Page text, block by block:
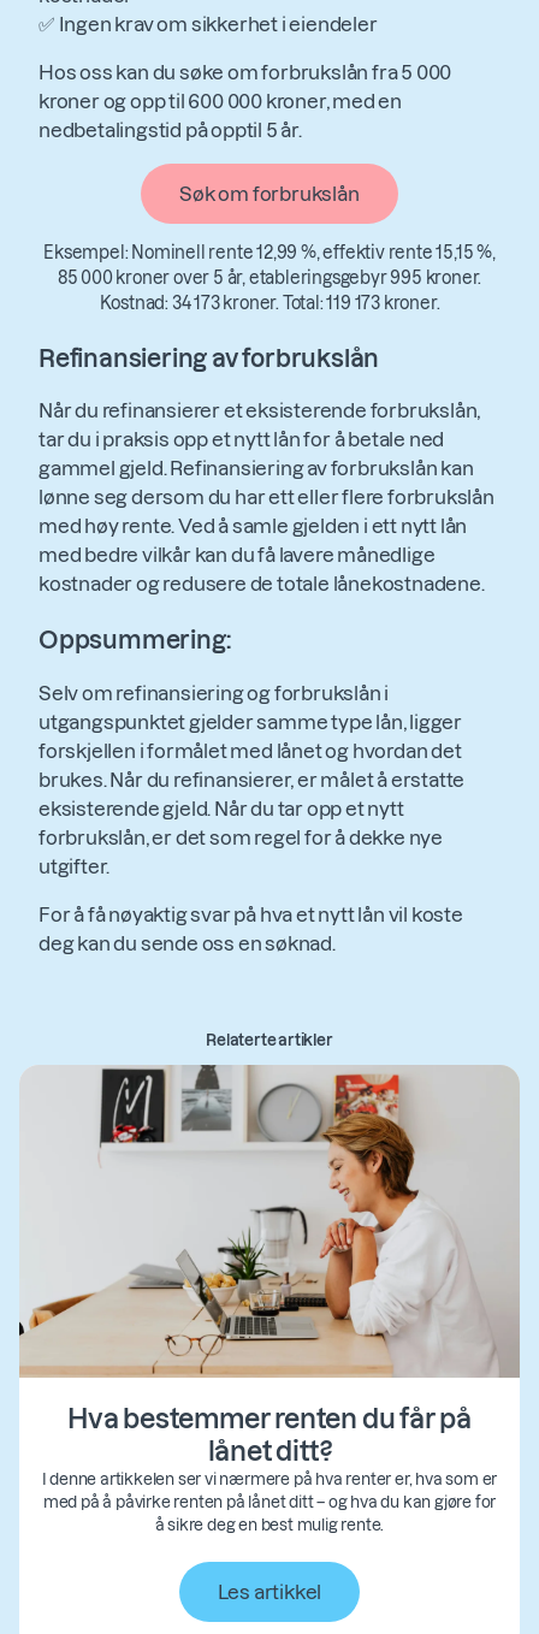
✅ Ingen krav om sikkerhet i eiendeler
Hos oss kan du søke om forbrukslån fra 5 000
kroner og opp til 600 000 kroner, med en
nedbetalingstid på opptil 5 år.
Søk om forbrukslån
Eksempel: Nominell rente 12,99 %, effektiv rente 15,15 %,
85 000 kroner over 5 år, etableringsgebyr 995 kroner.
Kostnad: 34 173 kroner. Total: 119 173 kroner.
Refinansiering av forbrukslån
Når du refinansierer et eksisterende forbrukslån,
tar du i praksis opp et nytt lån for å betale ned
gammel gjeld. Refinansiering av forbrukslån kan
lønne seg dersom du har ett eller flere forbrukslån
med høy rente. Ved å samle gjelden i ett nytt lån
med bedre vilkår kan du få lavere månedlige
kostnader og redusere de totale lånekostnadene.
Oppsummering:
Selv om refinansiering og forbrukslån i
utgangspunktet gjelder samme type lån, ligger
forskjellen i formålet med lånet og hvordan det
brukes. Når du refinansierer, er målet å erstatte
eksisterende gjeld. Når du tar opp et nytt
forbrukslån, er det som regel for å dekke nye
utgifter.
For å få nøyaktig svar på hva et nytt lån vil koste
deg kan du sende oss en søknad.
Relaterte artikler
Hva bestemmer renten du får på
lånet ditt?
I denne artikkelen ser vi nærmere på hva renter er, hva som er
med på å påvirke renten på lånet ditt – og hva du kan gjøre for
å sikre deg en best mulig rente.
Les artikkel